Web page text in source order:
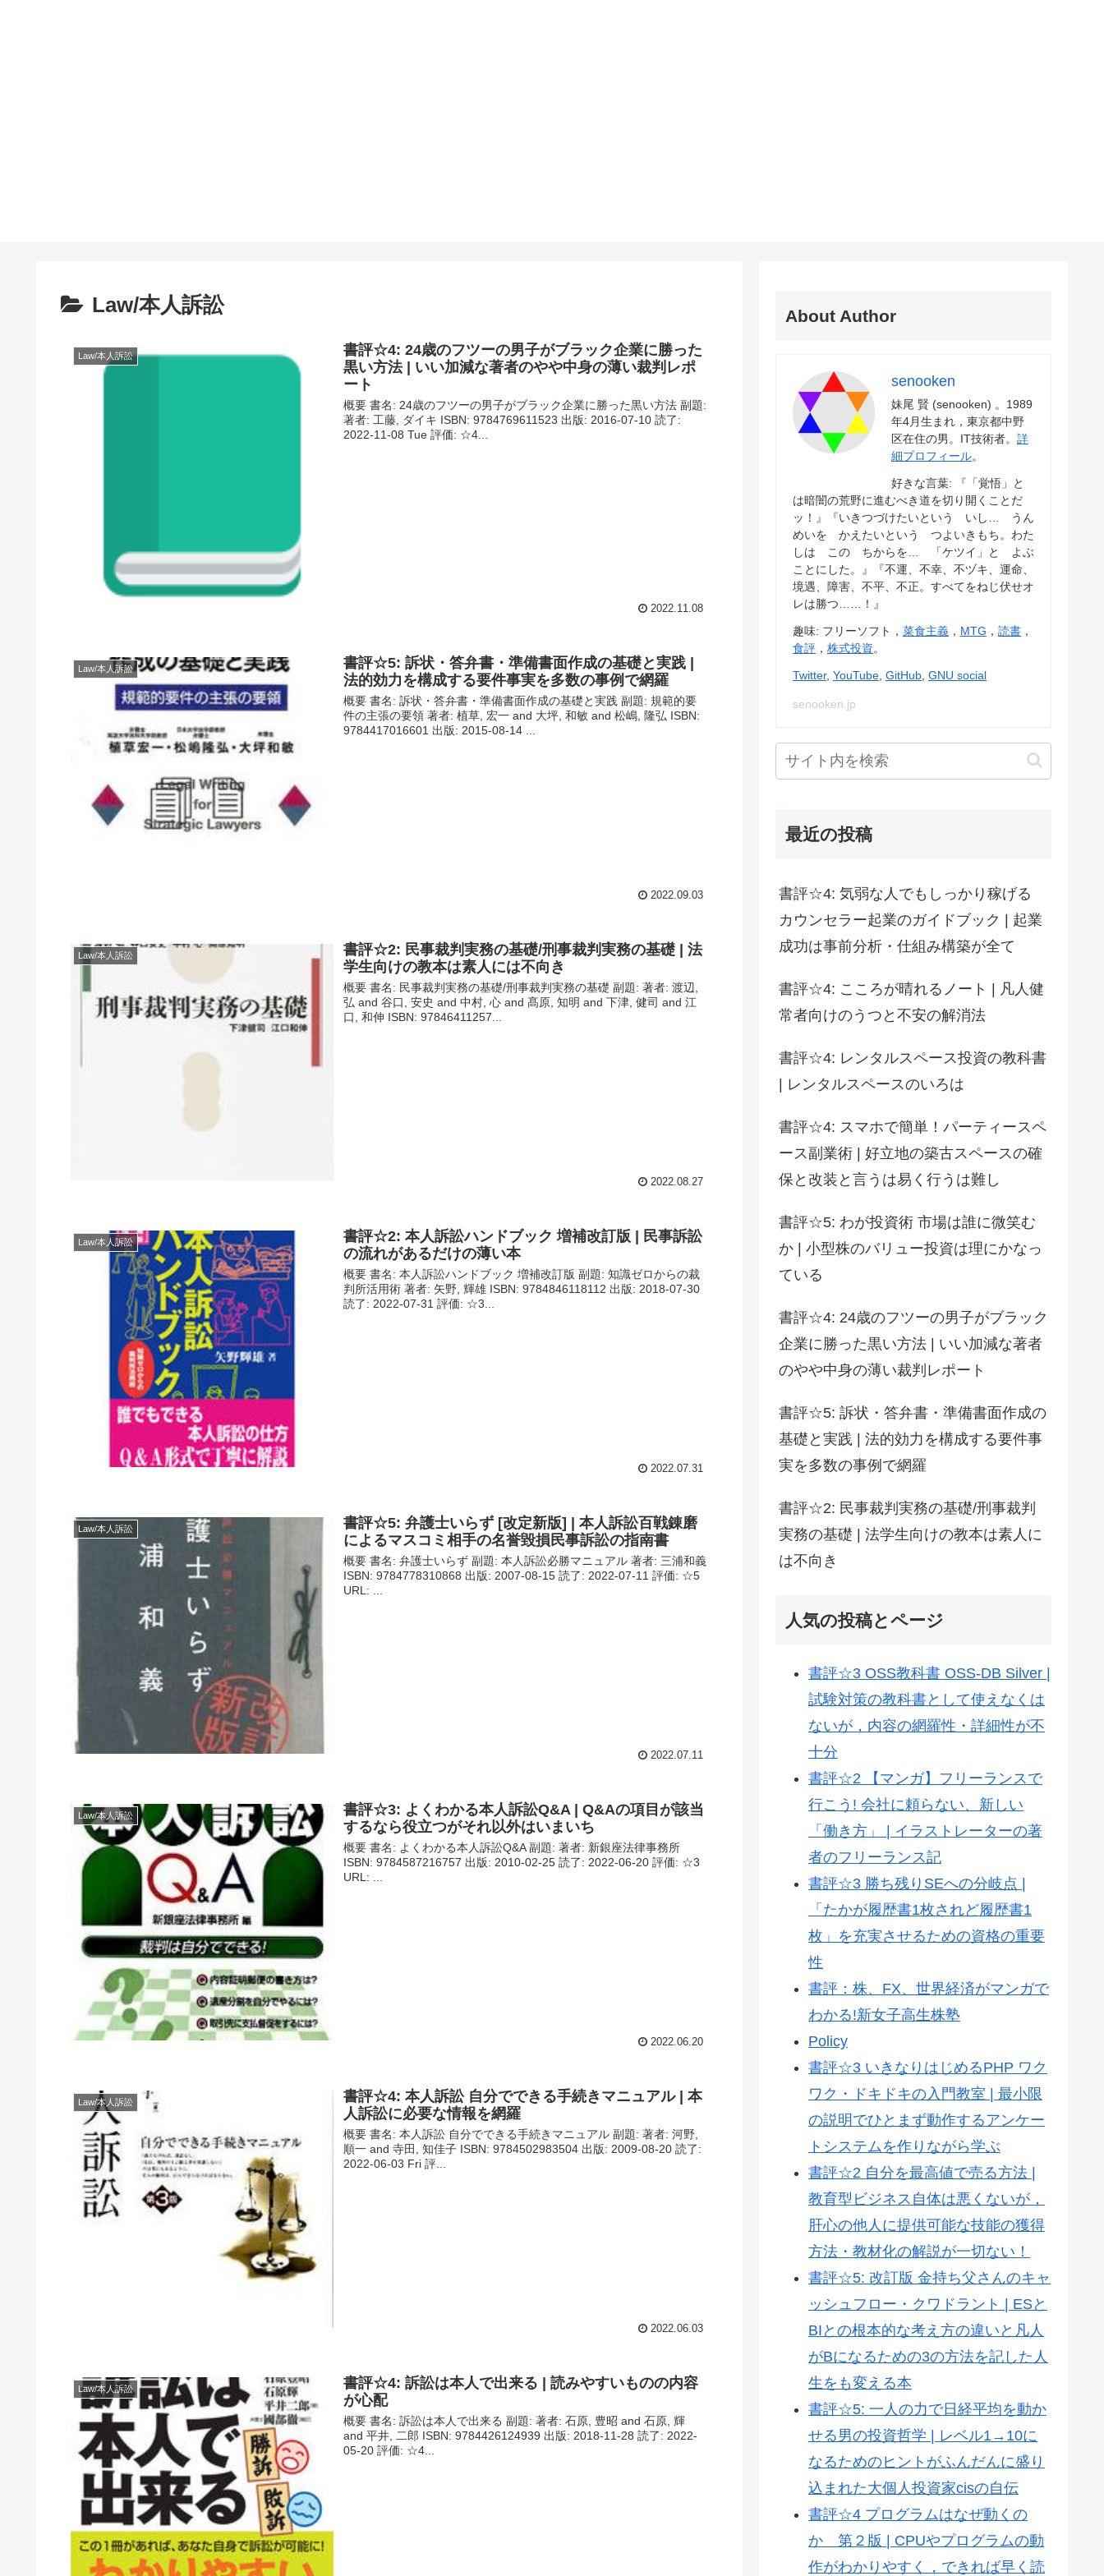
Law/本人訴訟
Law/本人訴訟
書評☆4: 24歳のフツーの男子がブラック企業に勝った
黒い方法 | いい加減な著者のやや中身の薄い裁判レポ
ート
概要 書名: 24歳のフツーの男子がブラック企業に勝った黒い方法 副題:
著者: 工藤, ダイキ ISBN: 9784769611523 出版: 2016-07-10 読了:
2022-11-08 Tue 評価: ☆4...
2022.11.08
Law/本人訴訟
書評☆5: 訴状・答弁書・準備書面作成の基礎と実践 |
法的効力を構成する要件事実を多数の事例で網羅
概要 書名: 訴状・答弁書・準備書面作成の基礎と実践 副題: 規範的要
件の主張の要領 著者: 植草, 宏一 and 大坪, 和敏 and 松嶋, 隆弘 ISBN:
9784417016601 出版: 2015-08-14 ...
2022.09.03
Law/本人訴訟
書評☆2: 民事裁判実務の基礎/刑事裁判実務の基礎 | 法
学生向けの教本は素人には不向き
概要 書名: 民事裁判実務の基礎/刑事裁判実務の基礎 副題: 著者: 渡辺,
弘 and 谷口, 安史 and 中村, 心 and 髙原, 知明 and 下津, 健司 and 江
口, 和伸 ISBN: 97846411257...
2022.08.27
Law/本人訴訟
書評☆2: 本人訴訟ハンドブック 増補改訂版 | 民事訴訟
の流れがあるだけの薄い本
概要 書名: 本人訴訟ハンドブック 増補改訂版 副題: 知識ゼロからの裁
判所活用術 著者: 矢野, 輝雄 ISBN: 9784846118112 出版: 2018-07-30
読了: 2022-07-31 評価: ☆3...
2022.07.31
Law/本人訴訟
書評☆5: 弁護士いらず [改定新版] | 本人訴訟百戦錬磨
によるマスコミ相手の名誉毀損民事訴訟の指南書
概要 書名: 弁護士いらず 副題: 本人訴訟必勝マニュアル 著者: 三浦和義
ISBN: 9784778310868 出版: 2007-08-15 読了: 2022-07-11 評価: ☆5
URL: ...
2022.07.11
Law/本人訴訟
書評☆3: よくわかる本人訴訟Q&A | Q&Aの項目が該当
するなら役立つがそれ以外はいまいち
概要 書名: よくわかる本人訴訟Q&A 副題: 著者: 新銀座法律事務所
ISBN: 9784587216757 出版: 2010-02-25 読了: 2022-06-20 評価: ☆3
URL: ...
2022.06.20
Law/本人訴訟
書評☆4: 本人訴訟 自分でできる手続きマニュアル | 本
人訴訟に必要な情報を網羅
概要 書名: 本人訴訟 自分でできる手続きマニュアル 副題: 著者: 河野,
順一 and 寺田, 知佳子 ISBN: 9784502983504 出版: 2009-08-20 読了:
2022-06-03 Fri 評...
2022.06.03
Law/本人訴訟
書評☆4: 訴訟は本人で出来る | 読みやすいものの内容
が心配
概要 書名: 訴訟は本人で出来る 副題: 著者: 石原, 豊昭 and 石原, 輝
and 平井, 二郎 ISBN: 9784426124939 出版: 2018-11-28 読了: 2022-
05-20 評価: ☆4...
About Author
senooken
妹尾 賢 (senooken) 。1989
年4月生まれ，東京都中野
区在住の男。IT技術者。 詳
細プロフィール。
好きな言葉: 『「覚悟」と
は暗闇の荒野に進むべき道を切り開くことだ
ッ！』『いきつづけたいという いし… うん
めいを かえたいという つよいきもち。わた
しは この ちからを… 「ケツイ」と よぶ
ことにした。』『不運、不幸、不ヅキ、運命、
境遇、障害、不平、不正。すべてをねじ伏せオ
レは勝つ……！』
趣味: フリーソフト， 菜食主義 ， MTG ， 読書 ，
食評 ， 株式投資。
Twitter, YouTube GitHub GNU social
senooken.jp
最近の投稿
書評☆4: 気弱な人でもしっかり稼げる
カウンセラー起業のガイドブック | 起業
成功は事前分析・仕組み構築が全て
書評☆4: こころが晴れるノート | 凡人健
常者向けのうつと不安の解消法
書評☆4: レンタルスペース投資の教科書
| レンタルスペースのいろは
書評☆4: スマホで簡単！パーティースペ
ース副業術 | 好立地の築古スペースの確
保と改装と言うは易く行うは難し
書評☆5: わが投資術 市場は誰に微笑む
か | 小型株のバリュー投資は理にかなっ
ている
書評☆4: 24歳のフツーの男子がブラック
企業に勝った黒い方法 | いい加減な著者
のやや中身の薄い裁判レポート
書評☆5: 訴状・答弁書・準備書面作成の
基礎と実践 | 法的効力を構成する要件事
実を多数の事例で網羅
書評☆2: 民事裁判実務の基礎/刑事裁判
実務の基礎 | 法学生向けの教本は素人に
は不向き
人気の投稿とページ
書評☆3 OSS教科書 OSS-DB Silver |
試験対策の教科書として使えなくは
ないが，内容の網羅性・詳細性が不
十分
書評☆2 【マンガ】フリーランスで
行こう! 会社に頼らない、新しい
「働き方」 | イラストレーターの著
者のフリーランス記
書評☆3 勝ち残りSEへの分岐点 |
「たかが履歴書1枚されど履歴書1
枚」を充実させるための資格の重要
性
書評：株、FX、世界経済がマンガで
わかる!新女子高生株塾
Policy
書評☆3 いきなりはじめるPHP ワク
ワク・ドキドキの入門教室 | 最小限
の説明でひとまず動作するアンケー
トシステムを作りながら学ぶ
書評☆2 自分を最高値で売る方法 |
教育型ビジネス自体は悪くないが，
肝心の他人に提供可能な技能の獲得
方法・教材化の解説が一切ない！
書評☆5: 改訂版 金持ち父さんのキャ
ッシュフロー・クワドラント | ESと
BIとの根本的な考え方の違いと凡人
がBになるための3の方法を記した人
生をも変える本
書評☆5: 一人の力で日経平均を動か
せる男の投資哲学 | レベル1→10に
なるためのヒントがふんだんに盛り
込まれた大個人投資家cisの自伝
書評☆4 プログラムはなぜ動くの
か 第２版 | CPUやプログラムの動
作がわかりやすく，できれば早く読